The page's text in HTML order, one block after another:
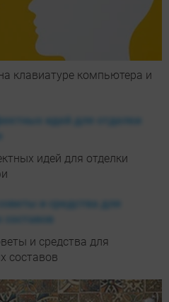
клавиатуре компьютера и
идей для отделки
и средства для
составов